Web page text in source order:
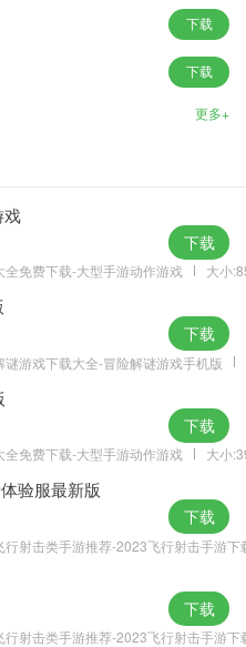
元的平面形象，而是打破次元
次《怪物x联盟2》实行实时对
戏首屈一指的战斗体验！同
的策略性和反应能力，使战斗
萌属性一直被玩家津津乐道，
玩家。本次的正统续作在前作的
细度和人物的生动性上升好几
体验，同时用丰富多采的想象力
界的多姿多彩。
式，游戏所拥有的社交系统十
拥有自己的家园和家族，并可以
于自己的家园、组建自己的家
线内容，而是拓展现实中人与
身的玩法，带来别具一格的养成
下载
下载
更多+
戏
免费下载-大型手游动作游戏 大小
下载
游戏下载大全-冒险解谜游戏手机版
下载
免费下载-大型手游动作游戏 大小
下载
验服最新版
射击类手游推荐-2023飞行射击手游下
下载
射击类手游推荐-2023飞行射击手游下
下载